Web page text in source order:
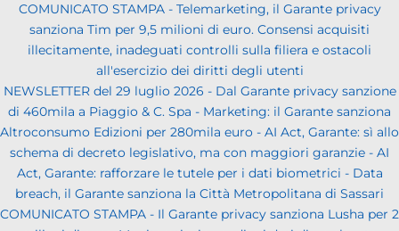
COMUNICATO STAMPA - Telemarketing, il Garante privacy
sanziona Tim per 9,5 milioni di euro. Consensi acquisiti
illecitamente, inadeguati controlli sulla filiera e ostacoli
all'esercizio dei diritti degli utenti
NEWSLETTER del 29 luglio 2026 - Dal Garante privacy sanzione
di 460mila a Piaggio & C. Spa - Marketing: il Garante sanziona
Altroconsumo Edizioni per 280mila euro - AI Act, Garante: sì allo
schema di decreto legislativo, ma con maggiori garanzie - AI
Act, Garante: rafforzare le tutele per i dati biometrici - Data
breach, il Garante sanziona la Città Metropolitana di Sassari
COMUNICATO STAMPA - Il Garante privacy sanziona Lusha per 2